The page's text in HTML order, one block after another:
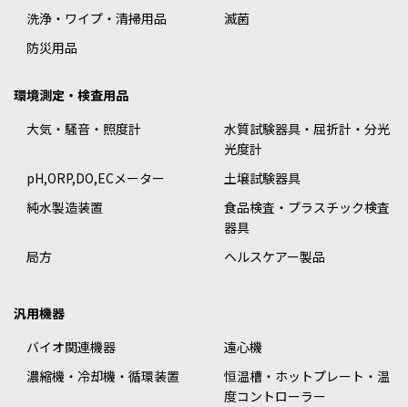
洗浄・ワイプ・清掃用品
滅菌
防災用品
環境測定・検査用品
大気・騒音・照度計
水質試験器具・屈折計・分光
光度計
pH,ORP,DO,ECメーター
土壌試験器具
純水製造装置
食品検査・プラスチック検査
器具
局方
ヘルスケアー製品
汎用機器
バイオ関連機器
遠心機
濃縮機・冷却機・循環装置
恒温槽・ホットプレート・温
度コントローラー